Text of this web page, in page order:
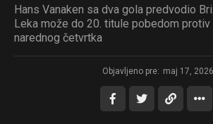
Hans Vanaken sa dva gola predvodio
Leka može do 20. titule pobedom protiv
narednog četvrtka
Objavljeno pre: maj 17, 2026